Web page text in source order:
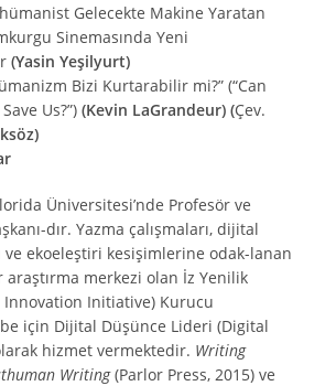
Gelecekte Makine Yaratan
Sinemasında Yeni
(Yasin Yeşilyurt)
Bizi Kurtarabilir mi?” (“Can
Us?”)(Kevin LaGrandeur) (Çev.
Üniversitesi’nde Profesör ve
dır. Yazma çalışmaları, dijital
ve ekoeleştiri kesişimlerine odak-lanan
merkezi olan İz Yenilik
Innovation Initiative) Kurucu
için Dijital Düşünce Lideri (Digital
hizmet vermektedir. Writing
Writing(Parlor Press, 2015) ve